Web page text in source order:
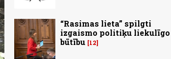
“Rasimas lieta” spilgti
izgaismo politiķu liekulīgo
būtību 12